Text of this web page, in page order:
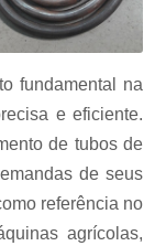
Corrimão de
Aço Galvanizado
Corrimão em
em Tubo de Aço
Corrimão
de Ferro
fundamental na
e eficiente.
de tubos de
de seus
referência no
agrícolas,